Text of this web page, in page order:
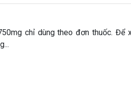
chỉ dùng theo đơn thuốc.